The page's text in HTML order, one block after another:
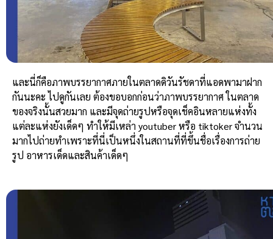
และนี่ก็คือภาพบรรยากาศภายในตลาดดิวันรัชดาที่แอดพามาฝาก
กันนะคะ ไปดูกันเลย ต้องขอบอกก่อนว่าภาพบรรยากาศ ในตลาด
ของจริงนั้นสวยมาก และมีจุดถ่ายรูปหรือจุดเช็คอินหลายแห่งทั้ง
แต่ละแห่งยังเด็ดๆ ทำให้มีเหล่า youtuber หรือ tiktoker จำนวน
มากไปถ่ายทำเพราะที่นี่เป็นหนึ่งในสถานที่ที่ขึ้นชื่อเรื่องการถ่าย
รูป อาหารเด็ดและสินค้าเด็ดๆ